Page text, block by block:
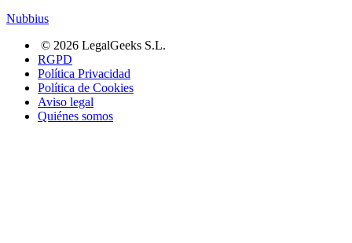
Nubbius
© 2026 LegalGeeks S.L.
RGPD
Política Privacidad
Política de Cookies
Aviso legal
Quiénes somos